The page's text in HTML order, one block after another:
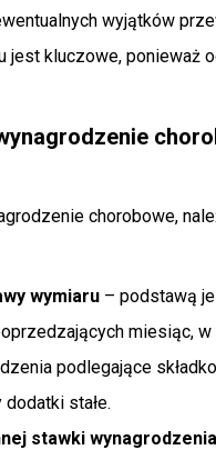
wyjątków
jest kluczowe, ponieważ
chorobowe,
wymiaru – podstawą
miesiąc,
podlegające
stałe.
stawki